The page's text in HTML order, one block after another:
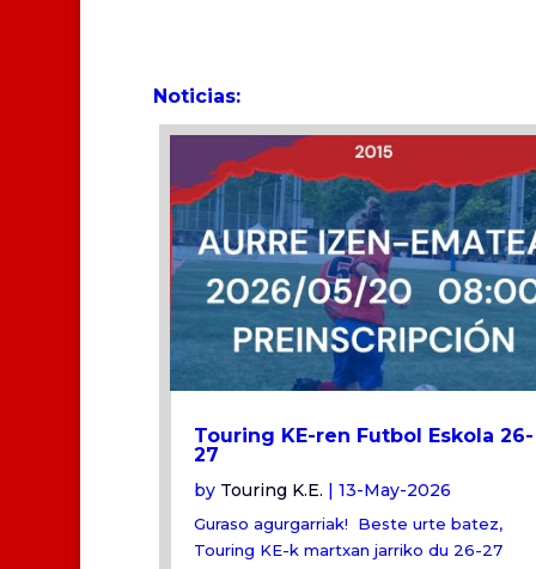
Noticias:
Touring KE-ren Futbol Eskola 26-
27
by Touring K.E. | 13-May-2026
Guraso agurgarriak! Beste urte batez,
Touring KE-k martxan jarriko du 26-27